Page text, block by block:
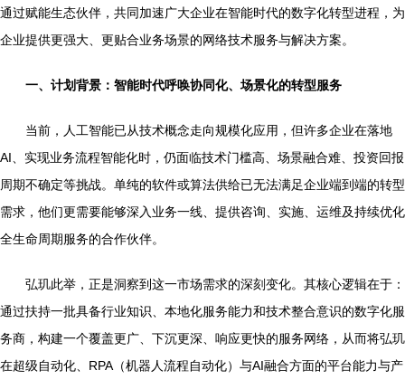
通过赋能生态伙伴，共同加速广大企业在智能时代的数字化转型进程，为
企业提供更强大、更贴合业务场景的网络技术服务与解决方案。
一、计划背景：智能时代呼唤协同化、场景化的转型服务
当前，人工智能已从技术概念走向规模化应用，但许多企业在落地
AI、实现业务流程智能化时，仍面临技术门槛高、场景融合难、投资回报
周期不确定等挑战。单纯的软件或算法供给已无法满足企业端到端的转型
需求，他们更需要能够深入业务一线、提供咨询、实施、运维及持续优化
全生命周期服务的合作伙伴。
弘玑此举，正是洞察到这一市场需求的深刻变化。其核心逻辑在于：
通过扶持一批具备行业知识、本地化服务能力和技术整合意识的数字化服
务商，构建一个覆盖更广、下沉更深、响应更快的服务网络，从而将弘玑
在超级自动化、RPA（机器人流程自动化）与AI融合方面的平台能力与产